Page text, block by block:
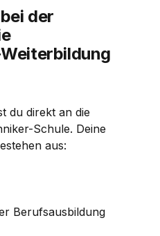
der
du direkt an die
Schule. Deine
aus:
Berufsausbildung